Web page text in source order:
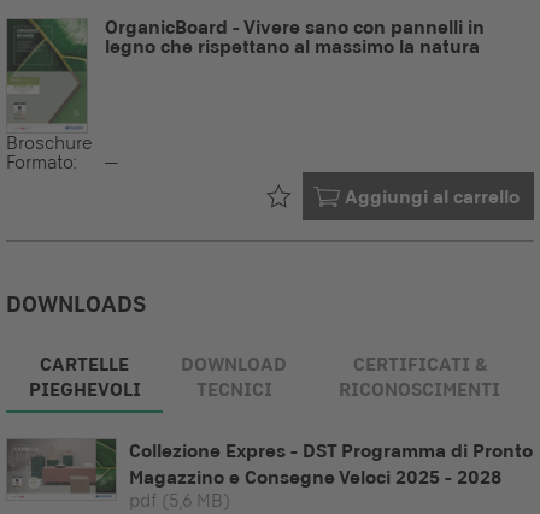
OrganicBoard - Vivere sano con pannelli in
legno che rispettano al massimo la natura
Broschure
Formato:
--
Aggiungi al carrello
Già nel tuo
DOWNLOADS
CARTELLE
PIEGHEVOLI
DOWNLOAD
TECNICI
CERTIFICATI &
RICONOSCIMENTI
Collezione Expres - DST Programma di Pronto
Magazzino e Consegne Veloci 2025 - 2028
pdf (5,6 MB)